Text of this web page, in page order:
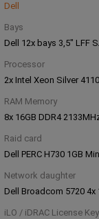
Dell
Bays
Dell 12x bays 3,5" LFF
Processor
2x Intel Xeon Silver
RAM Memory
8x 16GB DDR4
Raid card
Dell PERC H730 1GB
Network daughter
Dell Broadcom 5720 4x
iLO / iDRAC License Key